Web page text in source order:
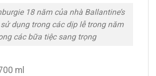
18 năm của nhà Ballantine’s
dụng trong các dịp lễ trong năm
các bữa tiệc sang trọng
ml